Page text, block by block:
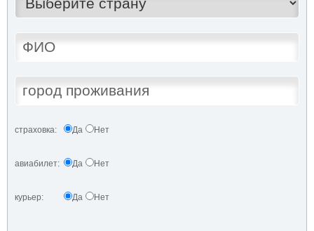
страховка: Да Нет
авиабилет: Да Нет
курьер: Да Нет